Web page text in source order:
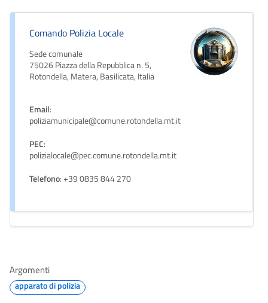
Comando Polizia Locale
Sede comunale
75026 Piazza della Repubblica n. 5,
Rotondella, Matera, Basilicata, Italia
Email:
poliziamunicipale@comune.rotondella.mt.it
PEC:
polizialocale@pec.comune.rotondella.mt.it
Telefono: +39 0835 844 270
Argomenti
apparato di polizia